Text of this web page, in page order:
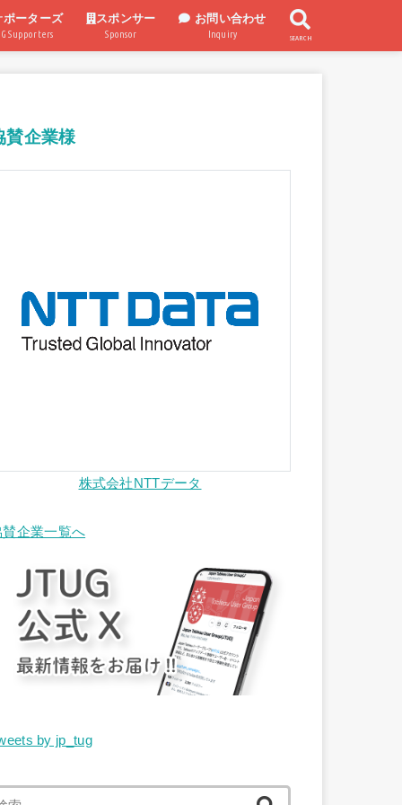
ーターズ
Supporters
スポンサー
Sponsor
お問い合わせ
Inquiry SEARCH
賛企業様
株式会社NTTデータ
賛企業一覧へ
by jp_tug